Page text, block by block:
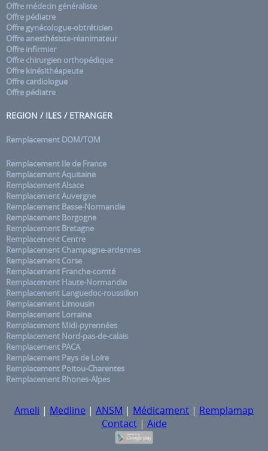
Offre médecin généraliste
Offre pédiatre
Offre gynécologue-obtréticien
Offre anesthésiste-réanimateur
Offre infirmier
Offre chirurgien orthopédique
Offre kinésithéapeute
Offre cardiologue
Offre pédiatre
REGION / ILES / ETRANGER
Remplacement DOM/TOM
Remplacement Ile de France
Remplacement Aquitaine
Remplacement Alsace
Remplacement Auvergne
Remplacement Basse-Normandie
Remplacement Borgogne
Remplacement Bretagne
Remplacement Centre
Remplacement Champagne-ardennes
Remplacement Corse
Remplacement Franche-comté
Remplacement Haute-Normandie
Remplacement Languedoc-roussillon
Remplacement Limousin
Remplacement Lorraine
Remplacement Midi-pyrennées
Remplacement Nord-pas-de-calais
Remplacement PACA
Remplacement Pays de Loire
Remplacement Poitou-Charentes
Remplacement Rhones-Alpes
Ameli | Medline | ANSM | Médicament | Remplamap
Contact| Aide